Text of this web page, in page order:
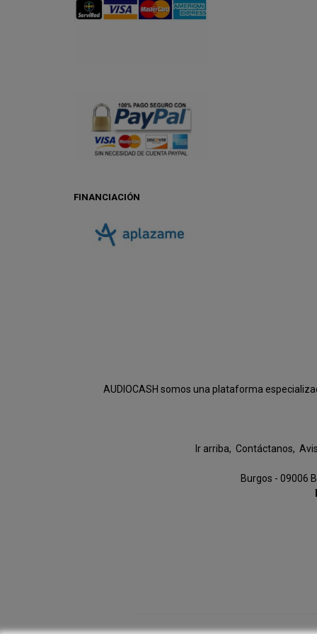
FINANCIACIÓN
AUDIOCASH somos una plataforma
Ir arriba Contáctanos
Burgos - 09006